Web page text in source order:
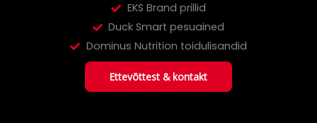
EKS Brand prillid
Duck Smart pesuained
Dominus Nutrition toidulisandid
Ettevõttest & kontakt